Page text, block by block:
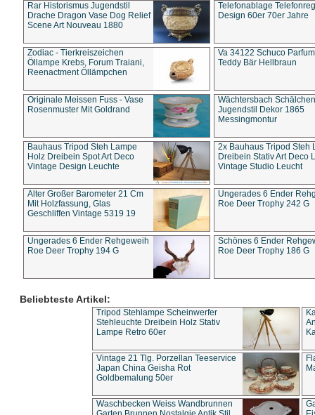
Rar Historismus Jugendstil
Drache Dragon Vase Dog Relief
Scene Art Nouveau 1880
Telefonablage
Design 60er 70er Jahre
Zodiac - Tierkreiszeichen
Öllampe Krebs, Forum Traiani,
Reenactment Öllämpchen
Va 34122 Schuco
Teddy Bär Hellbraun
Originale Meissen Fuss - Vase
Rosenmuster Mit Goldrand
Wächtersbach Schälchen
Jugendstil Dekor 1865
Messingmontur
Bauhaus Tripod Steh Lampe
Holz Dreibein Spot Art Deco
Vintage Design Leuchte
2x Bauhaus Tripod Steh
Dreibein Stativ Art Deco
Vintage Studio Leucht
Alter Großer Barometer 21 Cm
Mit Holzfassung, Glas
Geschliffen Vintage 5319 19
Ungerades 6 Ender
Roe Deer Trophy 242 G
Ungerades 6 Ender Rehgeweih
Roe Deer Trophy 194 G
Schönes 6 Ender
Roe Deer Trophy 186 G
Beliebteste Artikel:
Tripod Stehlampe Scheinwerfer
Stehleuchte Dreibein Holz Stativ
Lampe Retro 60er
Vintage 21 Tlg. Porzellan Teeservice
Japan China Geisha Rot
Goldbemalung 50er
Waschbecken Weiss Wandbrunnen